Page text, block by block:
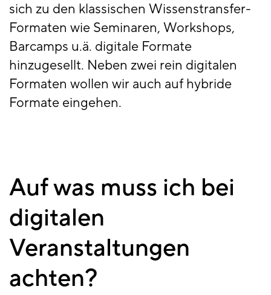
sich zu den klassischen Wissenstransfer-
Formaten wie Seminaren, Workshops,
Barcamps u.ä. digitale Formate
hinzugesellt. Neben zwei rein digitalen
Formaten wollen wir auch auf hybride
Formate eingehen.
Auf was muss ich bei
digitalen
Veranstaltungen
achten?